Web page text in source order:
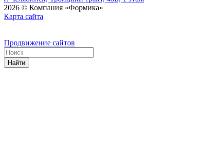
2026 © Компания «Формика»
Карта сайта
Продвижение сайтов
Найти